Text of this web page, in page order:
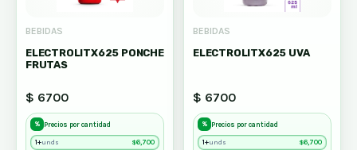
BEBIDAS
ELECTROLITX625 PONCHE
FRUTAS
$ 6700
% Precios por cantidad
1+unds $6,700
BEBIDAS
ELECTROLITX625 UVA
$ 6700
% Precios por cantidad
1+unds $6,700